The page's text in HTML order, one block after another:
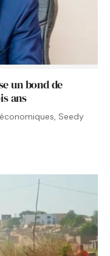
un bond de
ans
Seedy